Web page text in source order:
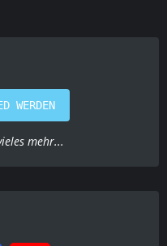
WERDEN
mehr...